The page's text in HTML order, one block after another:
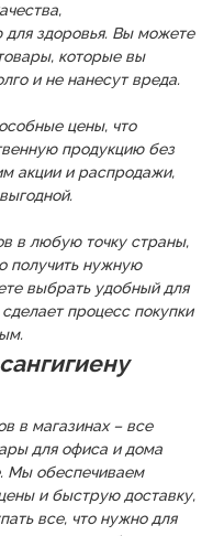
здоровья. Вы можете
которые вы
и не нанесут вреда.
цены, что
продукцию без
акции и распродажи,
в любую точку страны,
получить нужную
выбрать удобный для
процесс покупки
в магазинах – все
для офиса и дома
Мы обеспечиваем
и быструю доставку,
все, что нужно для